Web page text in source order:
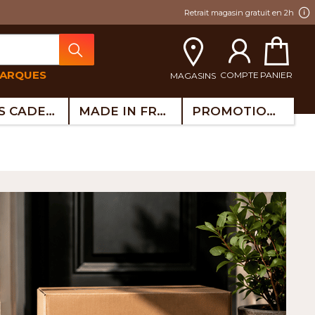
Retrait magasin gratuit en 2h
MAGASINS COMPTE PANIER
IDÉES CADEAUX MADE IN FRANCE PROMOTIONS